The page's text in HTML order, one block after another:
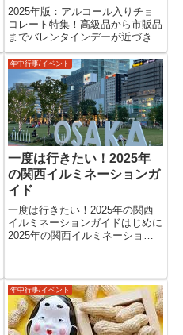
市販品まで
2025年版：アルコール入りチョ
コレート特集！高級品から市販品
までバレンタインデーが近づき、
お酒を使ったチョコレートを探し
ている方も多いのではないでしょ
うか？この記事では、2025年の
バレンタインに楽しめる「アルコ
ール入りのチョコレート」を...
年中行事/イベント
一度は行きたい！2025年
の関西イルミネーションガ
イド
一度は行きたい！2025年の関西
イルミネーションガイドはじめに
2025年の関西イルミネーション
あふれるイルミネーションが登場
します。定番の人気スポッ...
年中行事/イベント